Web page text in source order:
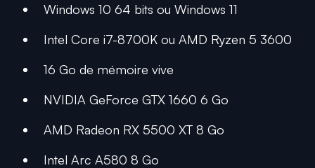
Windows 10 64 bits ou Windows 11
Intel Core i7-8700K ou AMD Ryzen 5 3600
16 Go de mémoire vive
NVIDIA GeForce GTX 1660 6 Go
AMD Radeon RX 5500 XT 8 Go
Intel Arc A580 8 Go